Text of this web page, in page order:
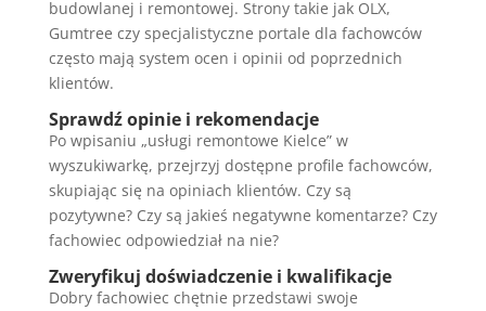
budowlanej i remontowej. Strony takie jak OLX,
Gumtree czy specjalistyczne portale dla fachowców
często mają system ocen i opinii od poprzednich
klientów.
Sprawdź opinie i rekomendacje
Po wpisaniu „usługi remontowe Kielce” w
wyszukiwarkę, przejrzyj dostępne profile fachowców,
skupiając się na opiniach klientów. Czy są
pozytywne? Czy są jakieś negatywne komentarze? Czy
fachowiec odpowiedział na nie?
Zweryfikuj doświadczenie i kwalifikacje
Dobry fachowiec chętnie przedstawi swoje